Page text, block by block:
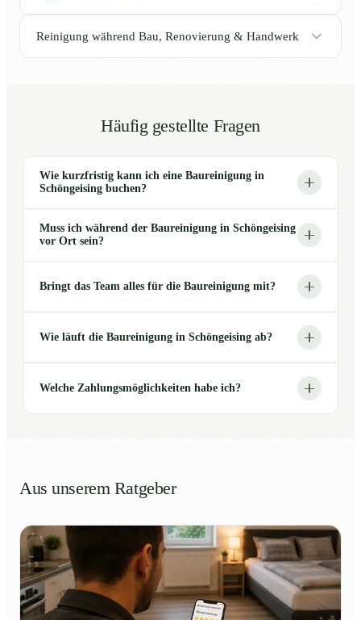
Reinigung während Bau, Renovierung & Handwerk
Häufig gestellte Fragen
Wie kurzfristig kann ich eine Baureinigung in
Schöngeising buchen?
Muss ich während der Baureinigung in Schöngeising
vor Ort sein?
Bringt das Team alles für die Baureinigung mit?
Wie läuft die Baureinigung in Schöngeising ab?
Welche Zahlungsmöglichkeiten habe ich?
Aus unserem Ratgeber